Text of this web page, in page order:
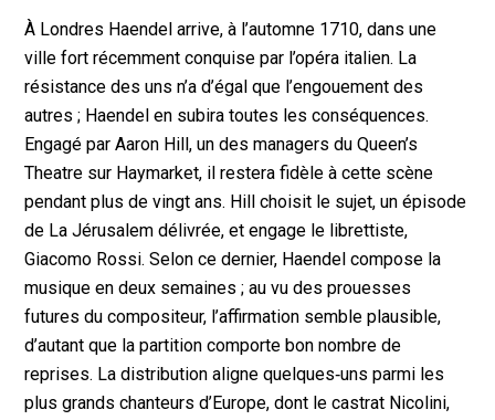
À Londres Haendel arrive, à l’automne 1710, dans une
ville fort récemment conquise par l’opéra italien. La
résistance des uns n’a d’égal que l’engouement des
autres ; Haendel en subira toutes les conséquences.
Engagé par Aaron Hill, un des managers du Queen’s
Theatre sur Haymarket, il restera fidèle à cette scène
pendant plus de vingt ans. Hill choisit le sujet, un épisode
de La Jérusalem délivrée, et engage le librettiste,
Giacomo Rossi. Selon ce dernier, Haendel compose la
musique en deux semaines ; au vu des prouesses
futures du compositeur, l’affirmation semble plausible,
d’autant que la partition comporte bon nombre de
reprises. La distribution aligne quelques‐uns parmi les
plus grands chanteurs d’Europe, dont le castrat Nicolini,